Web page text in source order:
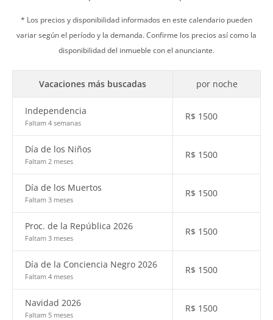
* Los precios y disponibilidad informados en este calendario pueden
variar según el período y la demanda. Confirme los precios así como la
disponibilidad del inmueble con el anunciante.
Vacaciones más buscadas por noche
Independencia
Faltam 4 semanas
R$ 1500
Día de los Niños
Faltam 2 meses
R$ 1500
Día de los Muertos
Faltam 3 meses
R$ 1500
Proc. de la República 2026
Faltam 3 meses
R$ 1500
Día de la Conciencia Negro 2026
Faltam 4 meses
R$ 1500
Navidad 2026
Faltam 5 meses
R$ 1500